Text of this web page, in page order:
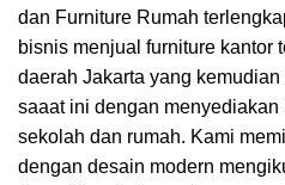
dan Furniture Rumah
bisnis menjual furniture kantor
daerah Jakarta yang
saaat ini dengan menyediakan
sekolah dan rumah. Kami
dengan desain modern